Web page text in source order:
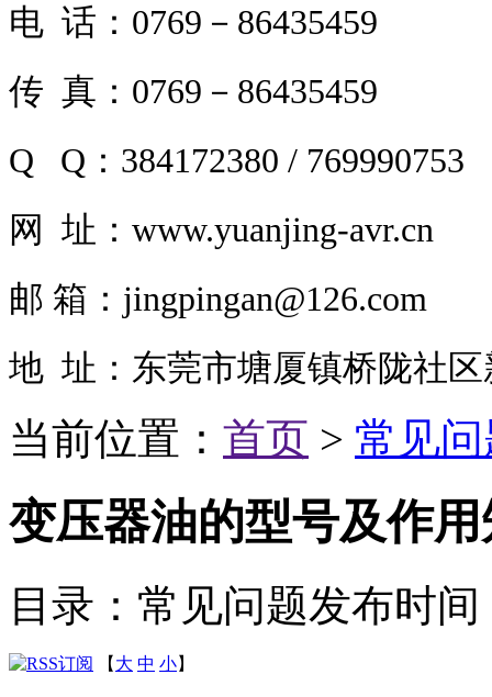
电 话：0769－86435459
传 真：0769－86435459
Q Q：384172380 / 769990753
网 址：www.yuanjing-avr.cn
邮 箱：jingpingan@126.com
地 址：东莞市塘厦镇桥陇社区
当前位置： 首页 > 常见
变压器油的型号及作
目录：常见问题发布时间
【 大 中 小】